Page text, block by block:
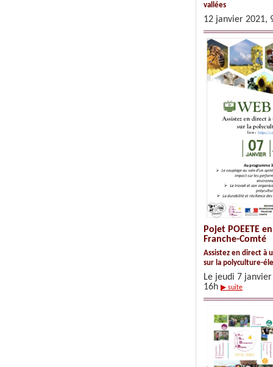
vallées
12 janvier 2021,
Pojet POEETE
Franche-Comté
Assistez en direct à
sur la polyculture-
Le jeudi 7
16h ▶ suite